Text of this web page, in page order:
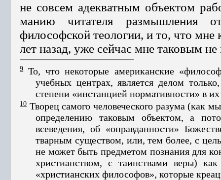
не совсем адекватным объектом
манию читателя размышления
философской теологии, и то, что
лет назад, уже сейчас мне таковым
9То, что некоторые американские
учебных центрах, является делом
степени «инстанцией нормативности» в
10Творец самого человеческого разума (как
определению таковым объектом, а
всеведения, об «оправ­данности»
тварным существом, или, тем более, с
не может быть предметом познания для
христианством, с таинствами веры)
«христианских философов», которые